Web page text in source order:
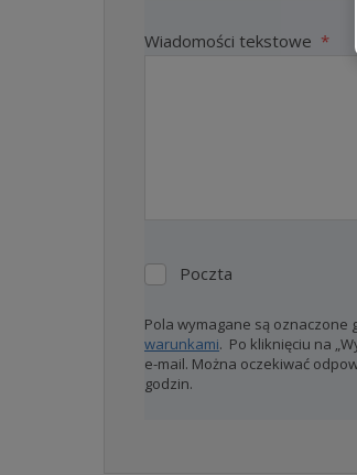
Wiadomości tekstowe *
PocztaPoczta
Pola wymagane są oznaczone
warunkami. Po kliknięciu na
e-mail. Można oczekiwać
godzin.